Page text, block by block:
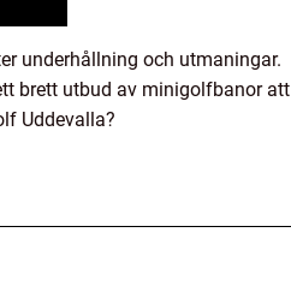
underhållning och utmaningar.
brett utbud av minigolfbanor att
Uddevalla?